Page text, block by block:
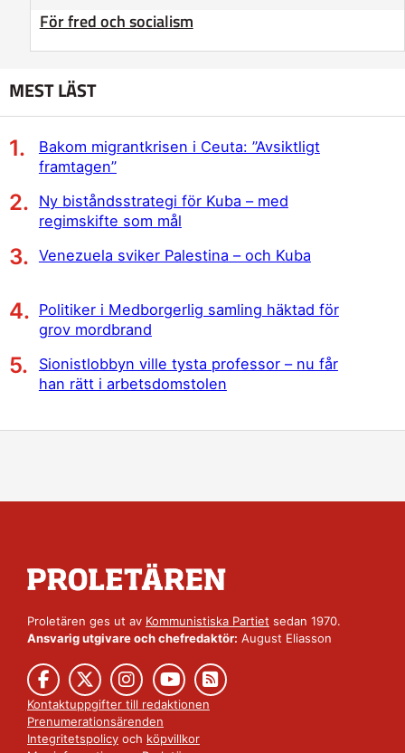
För fred och socialism
MEST LÄST
Bakom migrantkrisen i Ceuta: ”Avsiktligt
framtagen”
Ny biståndsstrategi för Kuba – med
regimskifte som mål
Venezuela sviker Palestina – och Kuba
Politiker i Medborgerlig samling häktad för
grov mordbrand
Sionistlobbyn ville tysta professor – nu får
han rätt i arbetsdomstolen
Proletären ges ut av Kommunistiska Partiet sedan 1970.
Ansvarig utgivare och chefredaktör: August Eliasson
Kontaktuppgifter till redaktionen
Prenumerationsärenden
Integritetspolicy och köpvillkor